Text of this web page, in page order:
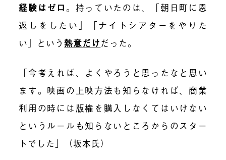
経験はゼロ 。持っていたのは、「朝日町に恩
返しをしたい」「ナイトシアターをやりた
い」という熱意だけだった。
「今考えれば、よくやろうと思ったなと思い
ます。映画の上映方法も知らなければ、商業
利用の時には版権を購入しなくてはいけない
というルールも知らないところからのスター
トでした」（坂本氏）